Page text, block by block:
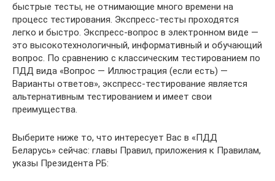
быстрые тесты, не отнимающие много времени на
процесс тестирования. Экспресс-тесты проходятся
легко и быстро. Экспресс-вопрос в электронном виде —
это высокотехнологичный, информативный и обучающий
вопрос. По сравнению с классическим тестированием по
ПДД вида «Вопрос — Иллюстрация (если есть) —
Варианты ответов», экспресс-тестирование является
альтернативным тестированием и имеет свои
преимущества.
Выберите ниже то, что интересует Вас в «ПДД
Беларусь» сейчас: главы Правил, приложения к Правилам,
указы Президента РБ: